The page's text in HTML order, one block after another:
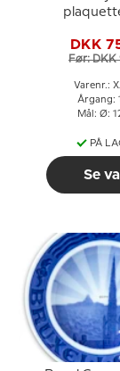
DKK
Før: DKK
Varenr.:
Årgang:
Mål: Ø:
PÅ
Se